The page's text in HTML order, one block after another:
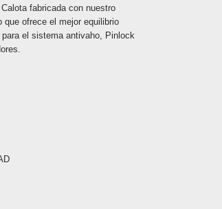
fabricada con nuestro
que ofrece el mejor equilibrio
el sistema antivaho, Pinlock